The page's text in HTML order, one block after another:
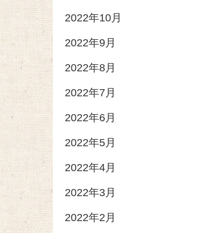
2022年10月
2022年9月
2022年8月
2022年7月
2022年6月
2022年5月
2022年4月
2022年3月
2022年2月